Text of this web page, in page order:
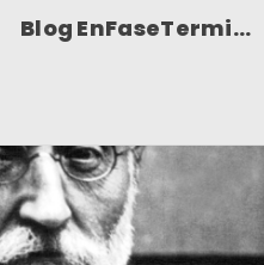
Blog EnFaseTerminal